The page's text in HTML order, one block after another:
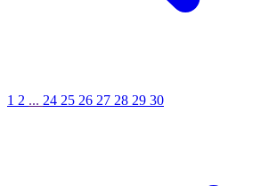
1 2 ... 24 25 26 27 28 29 30